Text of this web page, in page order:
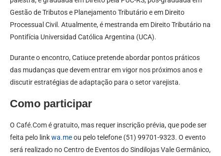
Gestão de Tributos e Planejamento Tributário e em Direito
Processual Civil. Atualmente, é mestranda em Direito Tributário na
Pontifícia Universidad Católica Argentina (UCA).
Durante o encontro, Catiuce pretende abordar pontos práticos
das mudanças que devem entrar em vigor nos próximos anos e
discutir estratégias de adaptação para o setor varejista.
Como participar
O Café.Com é gratuito, mas requer inscrição prévia, que pode ser
feita pelo linkwa.meou pelo telefone (51) 99701-9323. O evento
será realizado no Centro de Eventos do Sindilojas Vale Germânico,